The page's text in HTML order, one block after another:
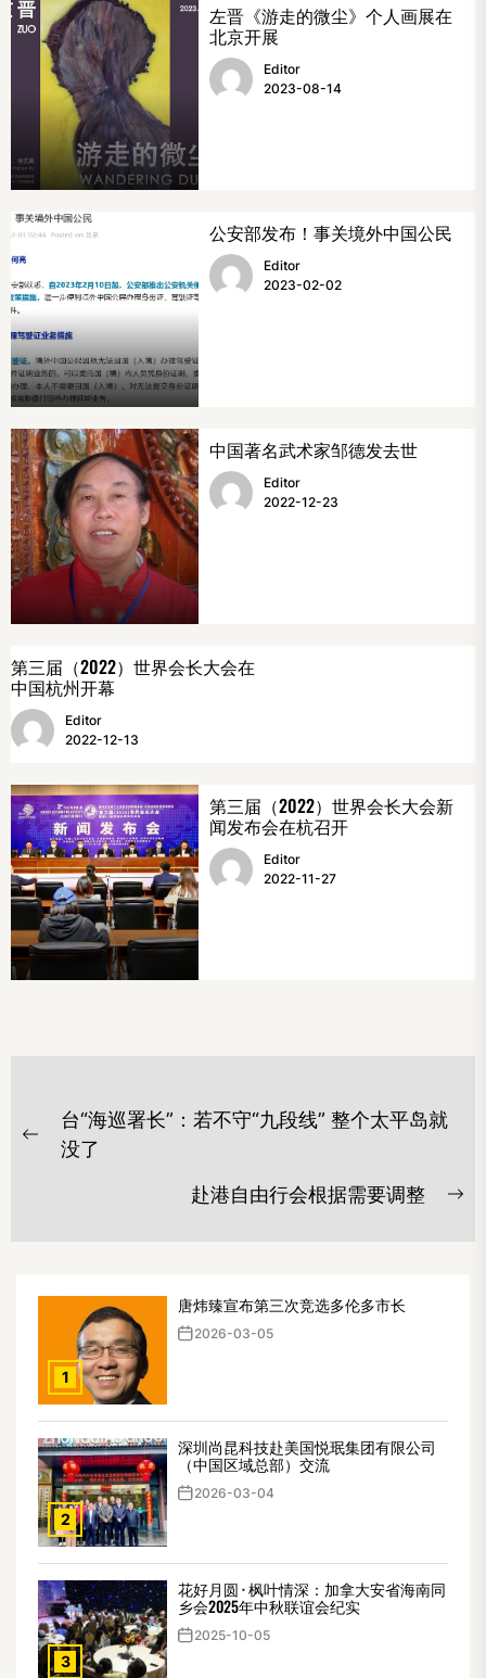
左晋《游走的微尘》个人画展在
北京开展
Editor
2023-08-14
公安部发布！事关境外中国公民
Editor
2023-02-02
中国著名武术家邹德发去世
Editor
2022-12-23
第三届（2022）世界会长大会在
中国杭州开幕
Editor
2022-12-13
第三届（2022）世界会长大会新
闻发布会在杭召开
Editor
2022-11-27
章
Previous
台“海巡署长”：若不守“九段线” 整个太平岛就
没了
赴港自由行会根据需要调整
1
唐炜臻宣布第三次竞选多伦多市长
2026-03-05
2
深圳尚昆科技赴美国悦珉集团有限公司
（中国区域总部）交流
2026-03-04
3
花好月圆 · 枫叶情深：加拿大安省海南同
乡会2025年中秋联谊会纪实
2025-10-05